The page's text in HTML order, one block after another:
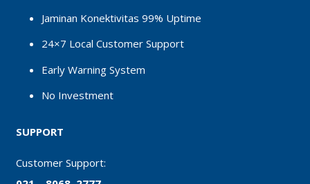
Jaminan Konektivitas 99% Uptime
24×7 Local Customer Support
Early Warning System
No Investment
SUPPORT
Customer Support: